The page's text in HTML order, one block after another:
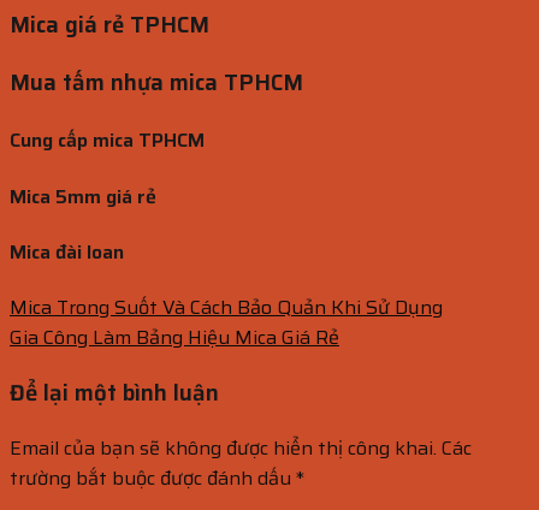
Mica giá rẻ TPHCM
Mua tấm nhựa mica TPHCM
Cung cấp mica TPHCM
Mica 5mm giá rẻ
Mica đài loan
Mica Trong Suốt Và Cách Bảo Quản Khi Sử Dụng
Gia Công Làm Bảng Hiệu Mica Giá Rẻ
Để lại một bình luận
Email của bạn sẽ không được hiển thị công khai. Các
trường bắt buộc được đánh dấu *